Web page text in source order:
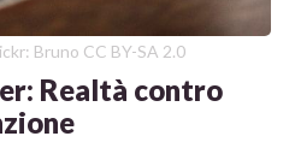
Bruno CC BY-SA 2.0
Realtà contro